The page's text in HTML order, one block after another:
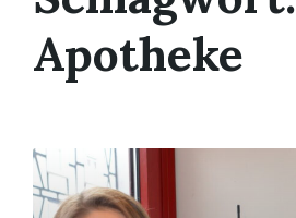
Apotheke
Mehr
erfahren